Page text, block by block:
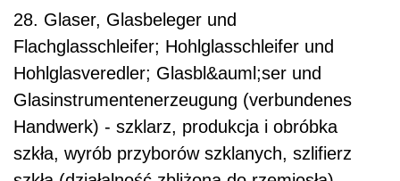
28. Glaser, Glasbeleger und
Flachglasschleifer; Hohlglasschleifer und
Hohlglasveredler; Glasbl&auml;ser und
Glasinstrumentenerzeugung (verbundenes
Handwerk) - szklarz, produkcja i obróbka
szkła, wyrób przyborów szklanych, szlifierz